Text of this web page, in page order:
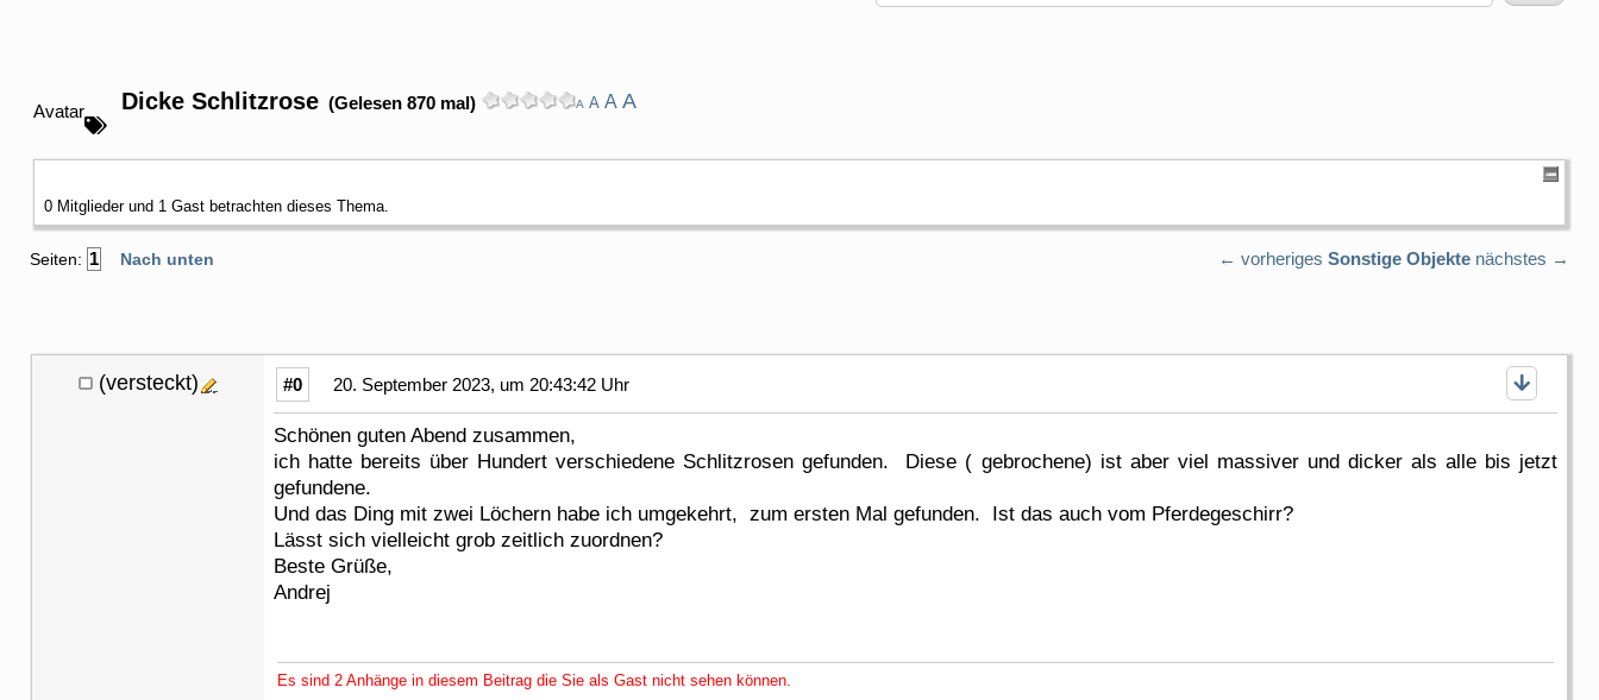
Avatar Dicke Schlitzrose (Gelesen 870 mal) A A A A
0 Mitglieder und 1 Gast betrachten dieses Thema.
Seiten: 1 Nach unten ← vorheriges Sonstige Objekte nächstes →
(versteckt) #0 20. September 2023, um 20:43:42 Uhr
Schönen guten Abend zusammen,
ich hatte bereits über Hundert verschiedene Schlitzrosen gefunden. Diese ( gebrochene) ist aber viel massiver und dicker als alle bis jetzt
gefundene.
Und das Ding mit zwei Löchern habe ich umgekehrt, zum ersten Mal gefunden. Ist das auch vom Pferdegeschirr?
Lässt sich vielleicht grob zeitlich zuordnen?
Beste Grüße,
Andrej
Es sind 2 Anhänge in diesem Beitrag die Sie als Gast nicht sehen können.